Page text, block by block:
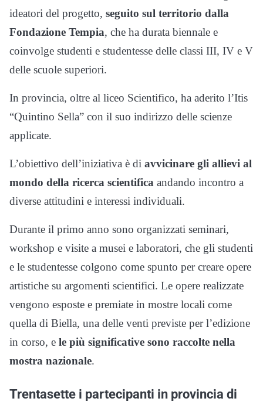
ideatori del progetto, seguito sul territorio dalla
Fondazione Tempia, che ha durata biennale e
coinvolge studenti e studentesse delle classi III, IV e V
delle scuole superiori.
In provincia, oltre al liceo Scientifico, ha aderito l’Itis
“Quintino Sella” con il suo indirizzo delle scienze
applicate.
L’obiettivo dell’iniziativa è di avvicinare gli allievi al
mondo della ricerca scientifica andando incontro a
diverse attitudini e interessi individuali.
Durante il primo anno sono organizzati seminari,
workshop e visite a musei e laboratori, che gli studenti
e le studentesse colgono come spunto per creare opere
artistiche su argomenti scientifici. Le opere realizzate
vengono esposte e premiate in mostre locali come
quella di Biella, una delle venti previste per l’edizione
in corso, e le più significative sono raccolte nella
mostra nazionale.
Trentasette i partecipanti in provincia di